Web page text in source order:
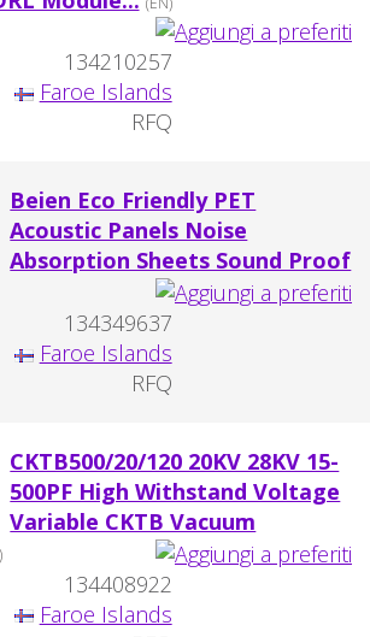
134210257
Faroe Islands
RFQ
Beien Eco Friendly PET
Acoustic Panels Noise
Absorption Sheets Sound Proof
134349637
Faroe Islands
RFQ
CKTB500/20/120 20KV 28KV 15-
500PF High Withstand Voltage
Variable CKTB Vacuum
134408922
Faroe Islands